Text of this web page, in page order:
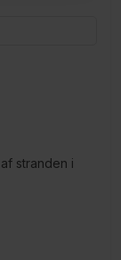
stranden i